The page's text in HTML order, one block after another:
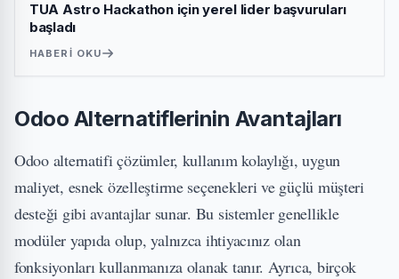
TUA Astro Hackathon için yerel lider başvuruları
başladı
HABERI OKU
Odoo Alternatiflerinin Avantajları
Odoo alternatifi çözümler, kullanım kolaylığı, uygun
maliyet, esnek özelleştirme seçenekleri ve güçlü müşteri
desteği gibi avantajlar sunar. Bu sistemler genellikle
modüler yapıda olup, yalnızca ihtiyacınız olan
fonksiyonları kullanmanıza olanak tanır. Ayrıca, birçok